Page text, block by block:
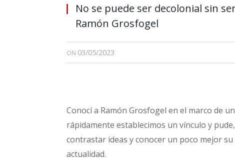
No se puede ser decolonial sin
Ramón Grosfogel
ON 03/05/2023
Conocí a Ramón Grosfogel en el marco de
rápidamente establecimos un vínculo y
contrastar ideas y conocer un poco mejor
actualidad.